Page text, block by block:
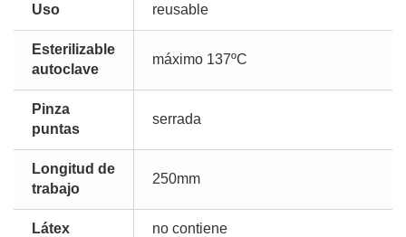
Uso reusable
Esterilizable
autoclave
máximo 137ºC
Pinza
puntas
serrada
Longitud de
trabajo
250mm
Látex no contiene